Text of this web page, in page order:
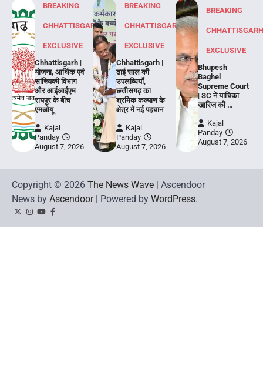
BREAKING
CHHATTISGARH
EXCLUSIVE
Chhattisgarh |
योजना, आर्थिक एवं
सांख्यिकी विभाग
और आईआईएम
रायपुर के बीच
एमओयू
Kajal
Panday
August 7, 2026
BREAKING
CHHATTISGARH
EXCLUSIVE
Chhattisgarh |
ढाई साल की
उपलब्धियाँ,
छत्तीसगढ़ का
श्रमिक कल्याण के
क्षेत्र में नई पहचान
Kajal
Panday
August 7, 2026
BREAKING
EXCLUSIVE
Bhupesh
Baghel
Supreme Court
| SC ने याचिका
खारिज की …
Kajal
Panday
August 7, 2026
Copyright © 2026 The News Wave | Ascendoor
News by Ascendoor| Powered by WordPress.
TwitterInstagram
YouTubeFacebook